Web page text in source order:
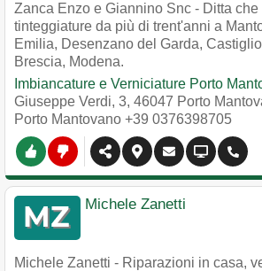
Zanca Enzo e Giannino Snc - Ditta
tinteggiature da più di trent'anni a
Emilia, Desenzano del Garda,
Brescia, Modena.
Imbiancature e Verniciature Porto
Giuseppe Verdi, 3, 46047 Porto
Porto Mantovano +39 0376398705
Michele Zanetti
Michele Zanetti - Riparazioni in casa,